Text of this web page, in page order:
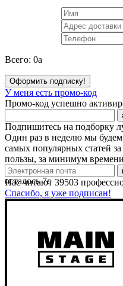
Всего: 0a
Оформить подписку!
У меня есть промо-код
Промо-код успешно
Подпишитесь на подборку
Один раз в неделю мы
самых популярных статей
пользы, за минимум
Нас читают 39503
Спасибо, я уже подписан!
осталось7с